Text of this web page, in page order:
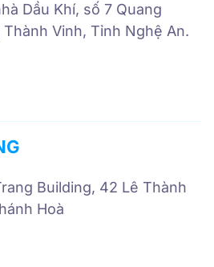
Dầu Khí, số 7 Quang
Vinh, Tỉnh Nghệ An.
Building, 42 Lê Thành
Hoà